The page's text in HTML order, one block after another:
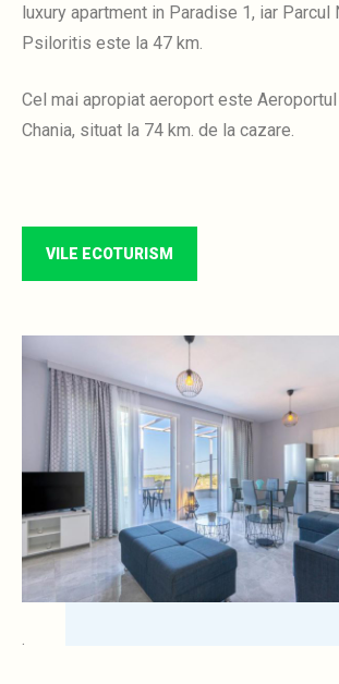
luxury apartment in Paradise 1, iar Parcul
Psiloritis este la 47 km.
Cel mai apropiat aeroport este
Chania, situat la 74 km. de la cazare.
VILE ECOTURISM
.